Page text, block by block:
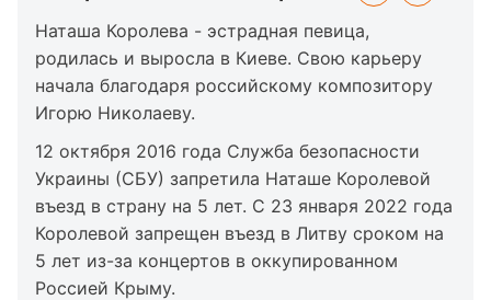
Наташа Королева - эстрадная певица,
родилась и выросла в Киеве. Свою карьеру
начала благодаря российскому композитору
Игорю Николаеву.
12 октября 2016 года Служба безопасности
Украины (СБУ) запретила Наташе Королевой
въезд в страну на 5 лет. С 23 января 2022 года
Королевой запрещен въезд в Литву сроком на
5 лет из-за концертов в оккупированном
Россией Крыму.